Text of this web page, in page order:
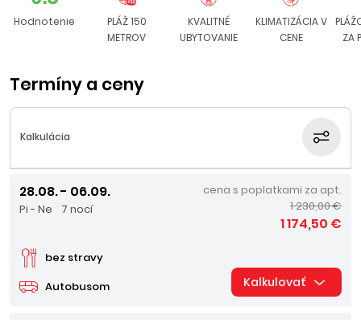
Hodnotenie
PLÁŽ 150
METROV
KVALITNÉ
UBYTOVANIE
KLIMATIZÁCIA V
CENE
ZA
Termíny a ceny
Kalkulácia
28.08. - 06.09.
Pi - Ne 7 nocí
Autobusom
bez stravy
cena s poplatkami za apt.
1 230,00 €
1 174,50 €
Kalkulovať